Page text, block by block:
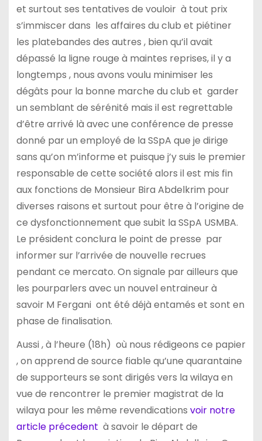
et surtout ses tentatives de vouloir à tout prix
s’immiscer dans les affaires du club et piétiner
les platebandes des autres , bien qu’il avait
dépassé la ligne rouge à maintes reprises, il y a
longtemps , nous avons voulu minimiser les
dégâts pour la bonne marche du club et garder
un semblant de sérénité mais il est regrettable
d’être arrivé là avec une conférence de presse
donné par un employé de la SSpA que je dirige
sans qu’on m’informe et puisque j’y suis le premier
responsable de cette société alors il est mis fin
aux fonctions de Monsieur Bira Abdelkrim pour
diverses raisons et surtout pour être à l’origine de
ce dysfonctionnement que subit la SSpA USMBA.
Le président conclura le point de presse par
informer sur l’arrivée de nouvelle recrues
pendant ce mercato. On signale par ailleurs que
les pourparlers avec un nouvel entraineur à
savoir M Fergani ont été déjà entamés et sont en
phase de finalisation.
Aussi , à l’heure (18h) où nous rédigeons ce papier
, on apprend de source fiable qu’une quarantaine
de supporteurs se sont dirigés vers la wilaya en
vue de rencontrer le premier magistrat de la
wilaya pour les même revendications voir notre
article précedent à savoir le départ de